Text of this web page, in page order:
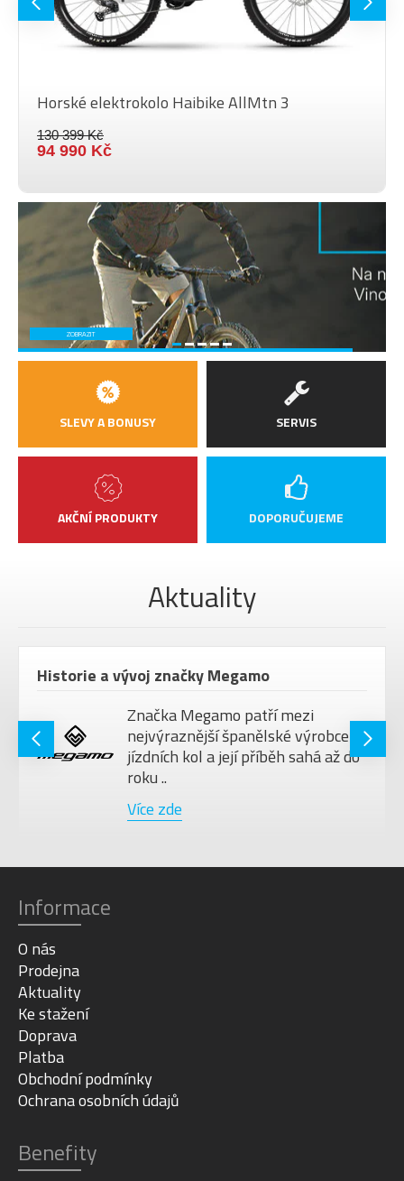
JEZDCE
VELIKOST KOL 28"
Horské elektrokolo Haibike AllMtn 3
130 399 Kč
94 990 Kč
ZOBRAZIT
SLEVY A BONUSY
AKČNÍ PRODUKTY
SERVIS
DOPORUČUJEME
Aktuality
Historie a vývoj značky Megamo
Značka Megamo patří mezi
nejvýraznější španělské výrobce
jízdních kol a její příběh sahá až do
roku ..
Více zde
Informace
O nás
Prodejna
Aktuality
Ke stažení
Doprava
Platba
Obchodní podmínky
Ochrana osobních údajů
Benefity